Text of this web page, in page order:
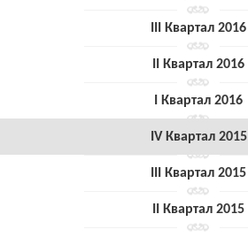
III Квартал 2016
II Квартал 2016
I Квартал 2016
IV Квартал 2015
III Квартал 2015
II Квартал 2015